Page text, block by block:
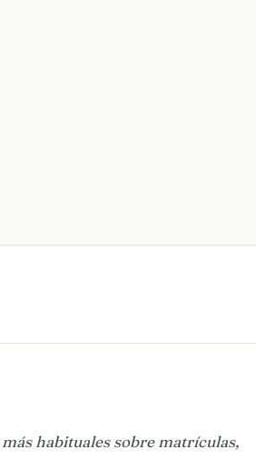
habituales sobre matrículas,